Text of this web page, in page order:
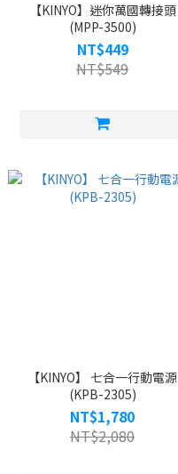
【KINYO】迷你萬國轉接頭
(MPP-3500)
NT$449
NT$549
【KINYO】 七合一行動電源
(KPB-2305)
NT$1,780
NT$2,080